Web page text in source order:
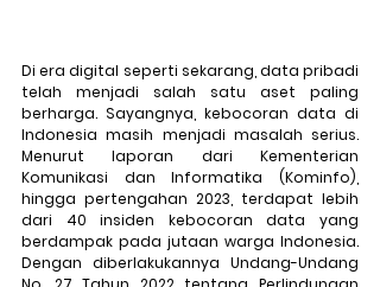
Di era digital seperti sekarang, data pribadi
telah menjadi salah satu aset paling
berharga. Sayangnya, kebocoran data di
Indonesia masih menjadi masalah serius.
Menurut laporan dari Kementerian
Komunikasi dan Informatika (Kominfo),
hingga pertengahan 2023, terdapat lebih
dari 40 insiden kebocoran data yang
berdampak pada jutaan warga Indonesia.
Dengan diberlakukannya Undang-Undang